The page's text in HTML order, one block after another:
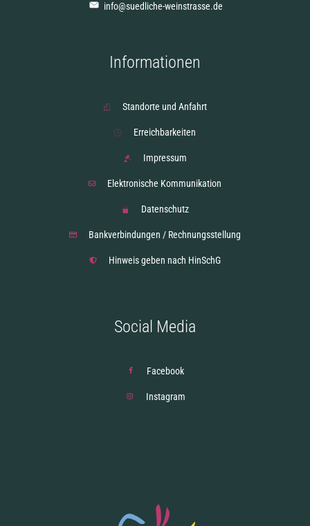
info@suedliche-weinstrasse.de
Informationen
Standorte und Anfahrt
Erreichbarkeiten
Impressum
Elektronische Kommunikation
Datenschutz
Bankverbindungen / Rechnungsstellung
Hinweis geben nach HinSchG
Social Media
Facebook
Instagram